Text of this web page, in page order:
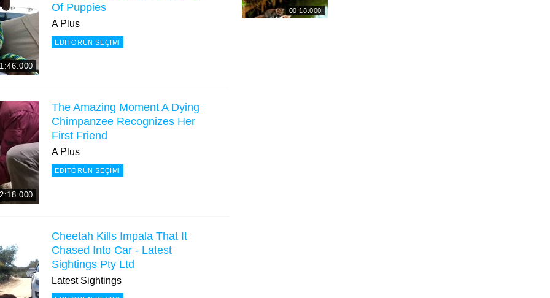
Of Puppies
A Plus
EDITÖRÜN SEÇIMI
The Amazing Moment A Dying
Chimpanzee Recognizes Her
First Friend
A Plus
EDITÖRÜN SEÇIMI
Cheetah Kills Impala That It
Chased Into Car - Latest
Sightings Pty Ltd
Latest Sightings
00:18.000